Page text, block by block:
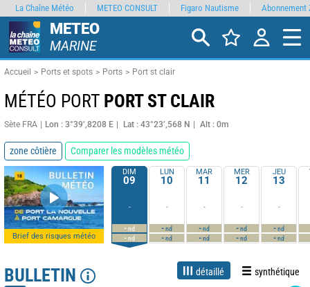
METEO
MARINE
Accueil Ports et spots Ports Port st clair
MÉTÉO PORT PORT ST CLAIR
Sète FRA Lon : 3°39’,8208 E Lat : 43°23’,568 N Alt : 0m
zone côtière Comparer les modèles météo
Brief des risques météo
DIM
09
-
-nd
-nd
LUN
10
-
-nd
-nd
MAR
11
-
-nd
-nd
MER
12
-
-nd
-nd
JEU
13
-
-nd
-nd
BULLETIN détaillé synthétique
La Chaîne Météo METEO CONSULT Figaro Nautisme Abonnement